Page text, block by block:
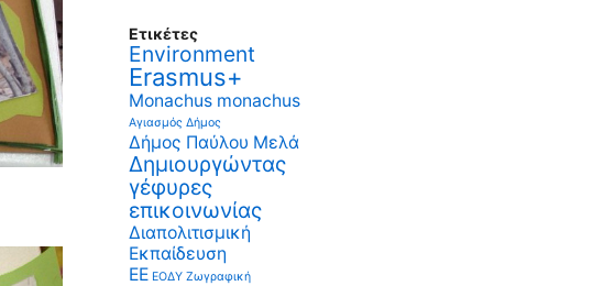
Ετικέτες
Environment
Erasmus+
Monachus monachus
Αγιασμός Δήμος
Δήμος Παύλου Μελά
Δημιουργώντας
γέφυρες
επικοινωνίας
Διαπολιτισμική
Εκπαίδευση
ΕΕ ΕΟΔΥ Ζωγραφική